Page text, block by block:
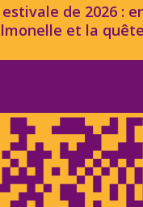
estivale de 2026 :
et la